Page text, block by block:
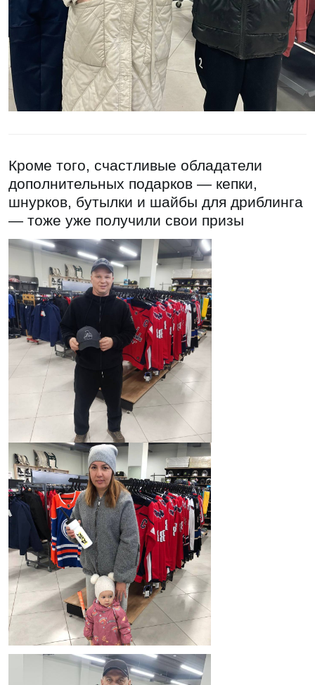
Кроме того, счастливые обладатели
дополнительных подарков — кепки,
шнурков, бутылки и шайбы для дриблинга
— тоже уже получили свои призы